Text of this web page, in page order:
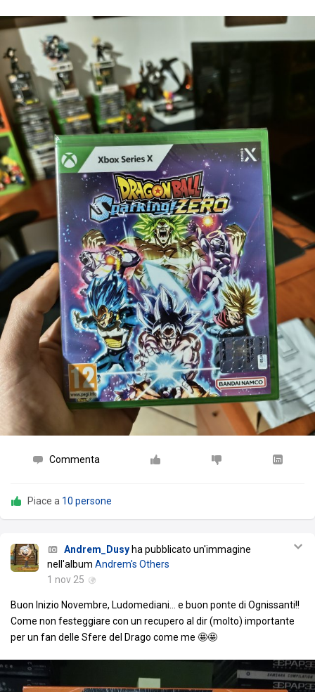
Commenta
Piace a 10 persone
Andrem_Dusyha pubblicato un'immagine
nell'album Andrem's Others
1 nov 25
Buon Inizio Novembre, Ludomediani... e buon ponte di Ognissanti!!
Come non festeggiare con un recupero al dir (molto) importante
per un fan delle Sfere del Drago come me 🤩🤩